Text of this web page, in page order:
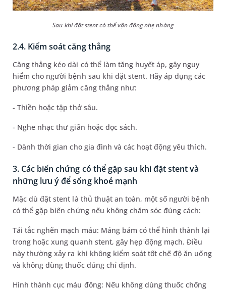
Sau khi đặt stent có thể vận động nhẹ nhàng
2.4. Kiểm soát căng thẳng
Căng thẳng kéo dài có thể làm tăng huyết áp, gây nguy
hiểm cho người bệnh sau khi đặt stent. Hãy áp dụng các
phương pháp giảm căng thẳng như:
- Thiền hoặc tập thở sâu.
- Nghe nhạc thư giãn hoặc đọc sách.
- Dành thời gian cho gia đình và các hoạt động yêu thích.
3. Các biến chứng có thể gặp sau khi đặt stent và
những lưu ý để sống khoẻ mạnh
Mặc dù đặt stent là thủ thuật an toàn, một số người bệnh
có thể gặp biến chứng nếu không chăm sóc đúng cách:
Tái tắc nghẽn mạch máu: Mảng bám có thể hình thành lại
trong hoặc xung quanh stent, gây hẹp động mạch. Điều
này thường xảy ra khi không kiểm soát tốt chế độ ăn uống
và không dùng thuốc đúng chỉ định.
Hình thành cục máu đông: Nếu không dùng thuốc chống